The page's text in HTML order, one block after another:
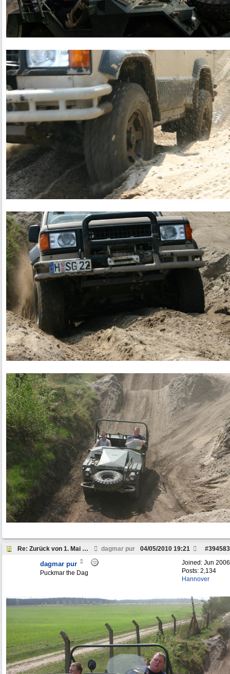
Re: Zurück von 1. Mai Peckfitz dagmar pur #394583
04/05/2010 19:21
Joined: Jun 2006
Posts: 2,134
Hannover
dagmar pur
Puckmar the Dag